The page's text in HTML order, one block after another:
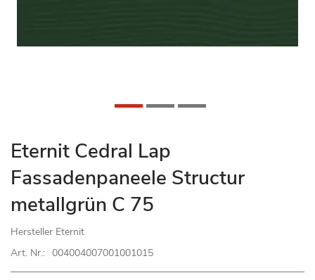
Zum
Anfang
der
springen
Eternit Cedral Lap
Fassadenpaneele Structur
metallgrün C 75
Hersteller Eternit
Art. Nr.: 004004007001001015